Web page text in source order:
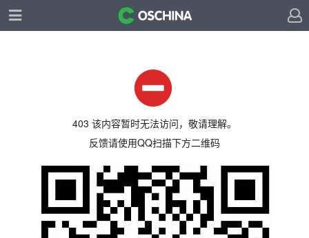
403 该内容暂时无法访问，敬请理解。
反馈请使用QQ扫描下方二维码